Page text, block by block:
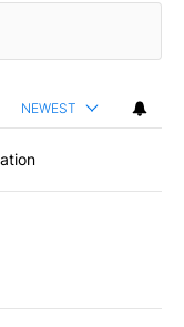
NEWEST